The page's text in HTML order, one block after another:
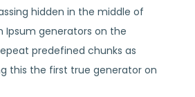
hidden in the middle of
Ipsum generators on the
predefined chunks as
this the first true generator on